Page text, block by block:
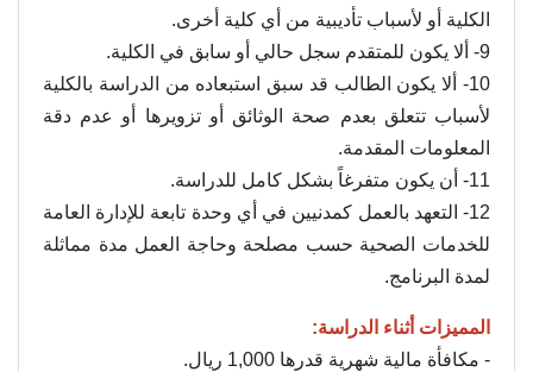
الكلية أو لأسباب تأديبية من أي كلية أخرى.
9- ألا يكون للمتقدم سجل حالي أو سابق في الكلية.
10- ألا يكون الطالب قد سبق استبعاده من الدراسة بالكلية
لأسباب تتعلق بعدم صحة الوثائق أو تزويرها أو عدم دقة
المعلومات المقدمة.
11- أن يكون متفرغاً بشكل كامل للدراسة.
12- التعهد بالعمل كمدنيين في أي وحدة تابعة للإدارة العامة
للخدمات الصحية حسب مصلحة وحاجة العمل مدة مماثلة
لمدة البرنامج.
المميزات أثناء الدراسة:
- مكافأة مالية شهرية قدرها 1,000 ريال.